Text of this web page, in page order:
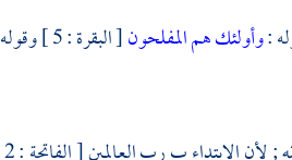
:وأولئك هم المفلحون[ البقرة : 5 ] وقوله :